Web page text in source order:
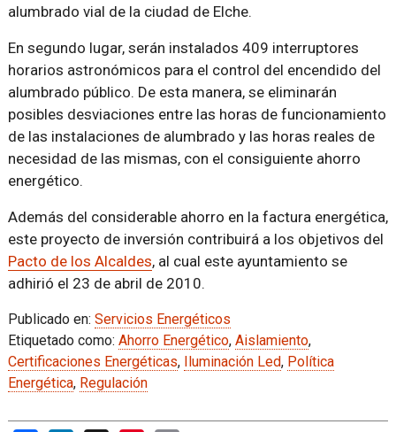
alumbrado vial de la ciudad de Elche.
En segundo lugar, serán instalados 409 interruptores
horarios astronómicos para el control del encendido del
alumbrado público. De esta manera, se eliminarán
posibles desviaciones entre las horas de funcionamiento
de las instalaciones de alumbrado y las horas reales de
necesidad de las mismas, con el consiguiente ahorro
energético.
Además del considerable ahorro en la factura energética,
este proyecto de inversión contribuirá a los objetivos del
Pacto de los Alcaldes, al cual este ayuntamiento se
adhirió el 23 de abril de 2010.
Publicado en: Servicios Energéticos
Etiquetado como: Ahorro Energético, Aislamiento,
Certificaciones Energéticas, Iluminación Led, Política
Energética, Regulación